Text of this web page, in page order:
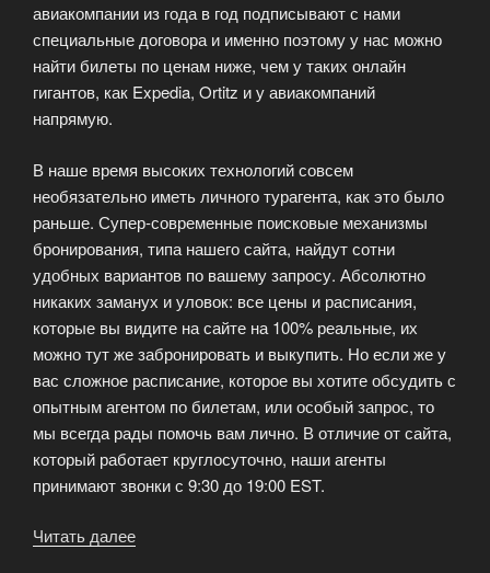
авиакомпании из года в год подписывают с нами
специальные договора и именно поэтому у нас можно
найти билеты по ценам ниже, чем у таких онлайн
гигантов, как Expedia, Ortitz и у авиакомпаний
напрямую.
В наше время высоких технологий совсем
необязательно иметь личного турагента, как это было
раньше. Супер-современные поисковые механизмы
бронирования, типа нашего сайта, найдут сотни
удобных вариантов по вашему запросу. Абсолютно
никаких заманух и уловок: все цены и расписания,
которые вы видите на сайте на 100% реальные, их
можно тут же забронировать и выкупить. Но если же у
вас сложное расписание, которое вы хотите обсудить с
опытным агентом по билетам, или особый запрос, то
мы всегда рады помочь вам лично. В отличие от сайта,
который работает круглосуточно, наши агенты
принимают звонки с 9:30 до 19:00 EST.
Читать далее